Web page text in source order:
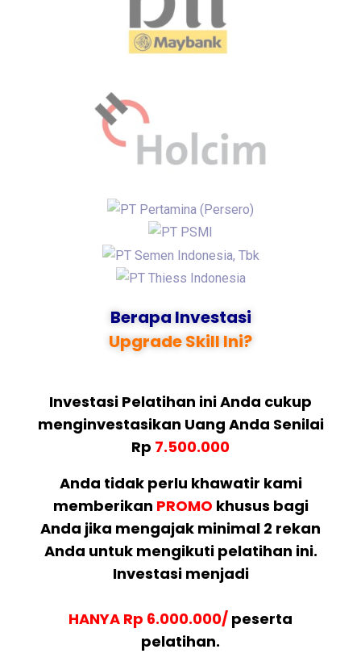
Berapa Investasi
Upgrade Skill Ini?
Investasi Pelatihan ini Anda cukup
menginvestasikan Uang Anda Senilai
Rp 7.500.000
Anda tidak perlu khawatir kami
memberikan PROMO khusus bagi
Anda jika mengajak minimal 2 rekan
Anda untuk mengikuti pelatihan ini.
Investasi menjadi
HANYA Rp 6.000.000/ peserta
pelatihan.